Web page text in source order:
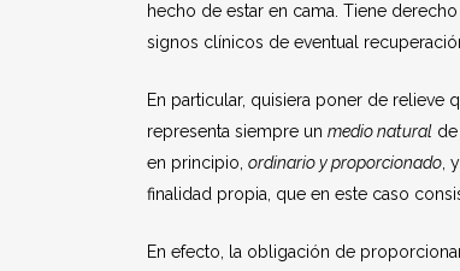
hecho de estar en cama. Tiene
signos clínicos de eventual
En particular, quisiera poner de relieve
representa siempre un medio natural
en principio, ordinario y proporcionado ,
finalidad propia, que en este caso
En efecto, la obligación de